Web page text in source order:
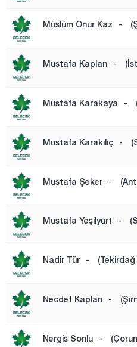
Müslüm Onur Kaz -
Mustafa Kaplan -
Mustafa Karakaya -
Mustafa Karakılıç -
Mustafa Şeker -
Mustafa Yeşilyurt -
Nadir Tür -
Necdet Kaplan -
Nergis Sonlu -